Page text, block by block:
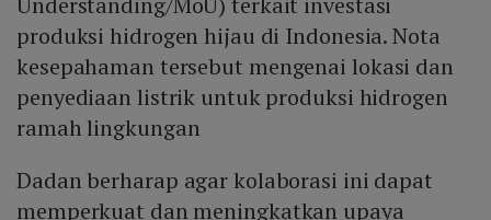
produksi hidrogen hijau di Indonesia. Nota
kesepahaman tersebut mengenai lokasi dan
penyediaan listrik untuk produksi hidrogen
ramah lingkungan
Dadan berharap agar kolaborasi ini dapat
memperkuat dan meningkatkan upaya